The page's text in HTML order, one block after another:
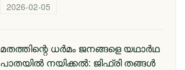
2026-02-05
മതത്തിന്റെ ധര്‍മം ജനങ്ങളെ യഥാര്‍ഥ
പാതയില്‍ നയിക്കല്‍: ജിഫ്‌രി തങ്ങള്‍